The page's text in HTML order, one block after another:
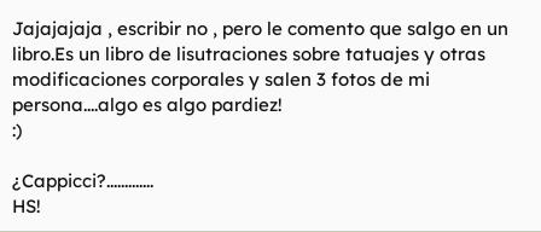
Jajajajaja , escribir no , pero le comento que salgo en un
libro.Es un libro de lisutraciones sobre tatuajes y otras
modificaciones corporales y salen 3 fotos de mi
persona....algo es algo pardiez!
:)
¿Cappicci?.............
HS!